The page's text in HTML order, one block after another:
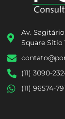
Av.
Square
(11) 3090-
(11) 96574-